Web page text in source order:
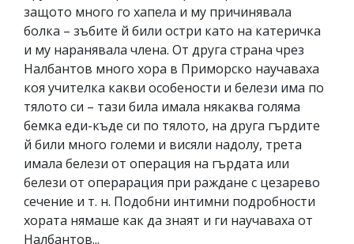
защото много го хапела и му причинявала
болка – зъбите й били остри като на катеричка
и му наранявала члена. От друга страна чрез
Налбантов много хора в Приморско научаваха
коя учителка какви особености и белези има по
тялото си – тази била имала някаква голяма
бемка еди-къде си по тялото, на друга гърдите
й били много големи и висяли надолу, трета
имала белези от операция на гърдата или
белези от операрация при раждане с цезарево
сечение и т. н. Подобни интимни подробности
хората нямаше как да знаят и ги научаваха от
Налбантов...